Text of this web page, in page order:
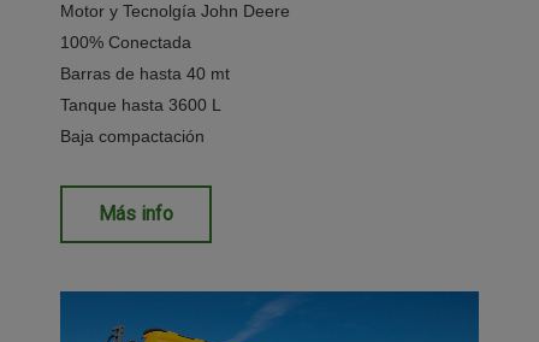
Motor y Tecnolgía John Deere​
100% Conectada
Barras de hasta 40 mt
​Tanque hasta 3600 L
Baja compactación
Más info